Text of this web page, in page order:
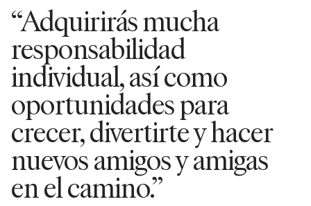
“Adquirirás mucha
responsabilidad
individual, así como
oportunidades para
crecer, divertirte y hacer
nuevos amigos y amigas
en el camino.”